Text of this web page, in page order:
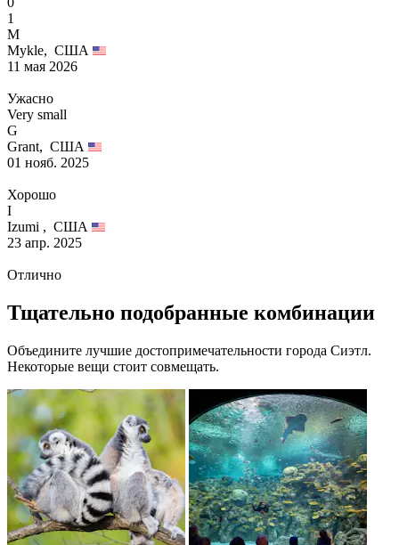
1
M
Mykle, США
11 мая 2026
Ужасно
Very small
G
Grant, США
01 нояб. 2025
Хорошо
I
Izumi , США
23 апр. 2025
Отлично
Тщательно подобранные комбинации
Объедините лучшие достопримечательности города Сиэтл.
Некоторые вещи стоит совмещать.